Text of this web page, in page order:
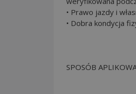
• Prawo jazdy i
• Dobra kondycja
SPOSÓB